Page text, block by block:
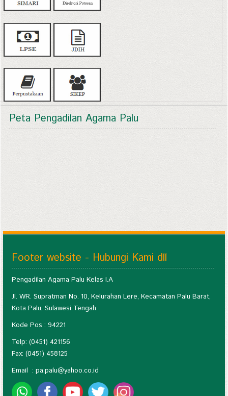
Peta Pengadilan Agama Palu
Footer website - Hubungi Kami dll
Pengadilan Agama Palu Kelas I.A
Jl. WR. Supratman No. 10, Kelurahan Lere, Kecamatan Palu Barat,
Kota Palu, Sulawesi Tengah
Kode Pos : 94221
Telp: (0451) 421156
Fax: (0451) 458125
Email : pa.palu@yahoo.co.id